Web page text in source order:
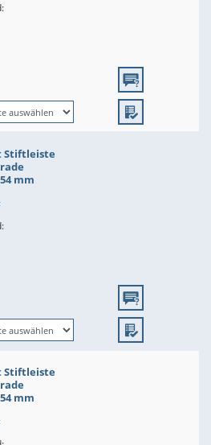
Stiftleiste
mm
Stiftleiste
mm